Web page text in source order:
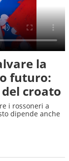
la
futuro:
croato
i rossoneri a
dipende anche